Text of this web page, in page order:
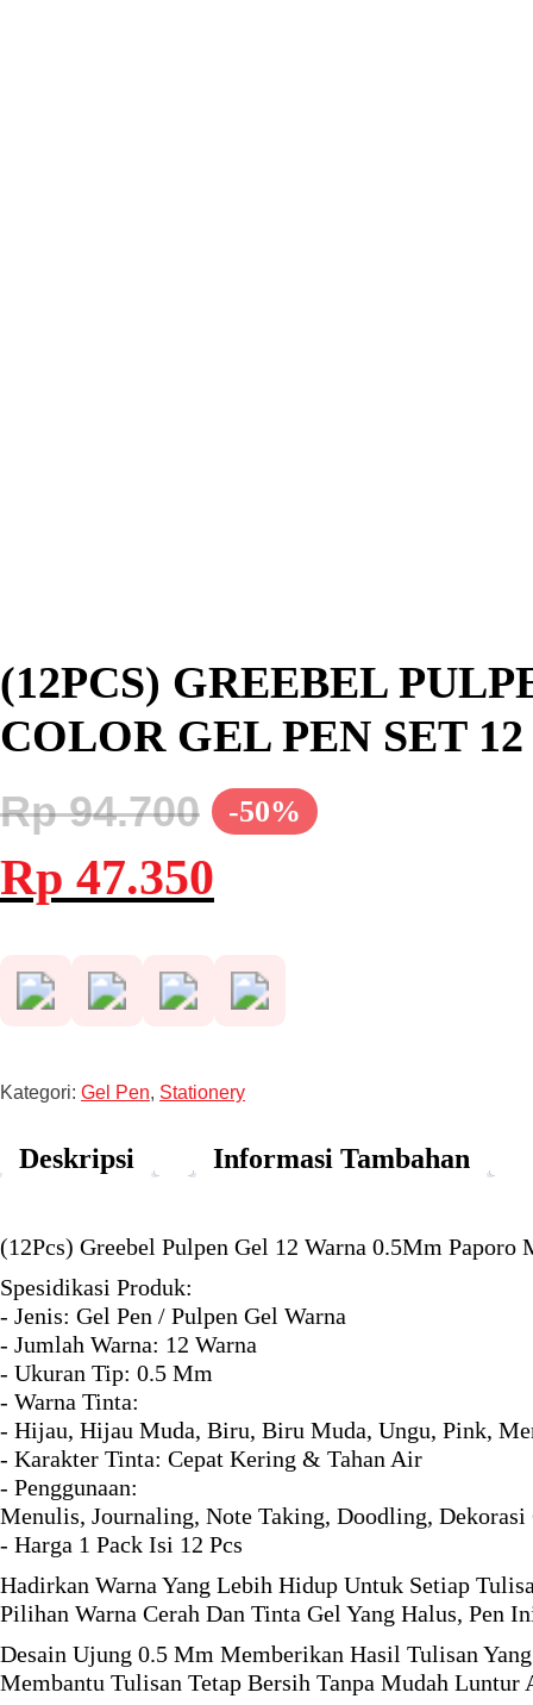
(12PCS) GREEBEL
COLOR GEL PEN SET
-50%
Rp94.700
Harga
aslinya
adalah:
Rp 47.350ini
Kategori: Gel Pen, Stationery
Deskripsi Informasi Tambahan
(12Pcs) Greebel Pulpen Gel 12 Warna 0.5Mm Paporo
Spesidikasi Produk:
- Jenis: Gel Pen / Pulpen Gel Warna
- Jumlah Warna: 12 Warna
- Ukuran Tip: 0.5 Mm
- Warna Tinta:
- Hijau, Hijau Muda, Biru, Biru Muda, Ungu, Pink,
- Karakter Tinta: Cepat Kering & Tahan Air
- Penggunaan:
Menulis, Journaling, Note Taking, Doodling, Dekorasi
- Harga 1 Pack Isi 12 Pcs
Hadirkan Warna Yang Lebih Hidup Untuk Setiap
Pilihan Warna Cerah Dan Tinta Gel Yang Halus, Pen
Desain Ujung 0.5 Mm Memberikan Hasil Tulisan
Membantu Tulisan Tetap Bersih Tanpa Mudah Luntur